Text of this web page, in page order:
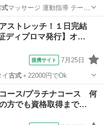
式マッサージ 運動指導 テーピ
ストレッチ！１日完結
ディプロマ発行】オ…
提携サイト 7月25日
古式＋22000円でOk
ース/プラチナコース 何
方でも資格取得まで…